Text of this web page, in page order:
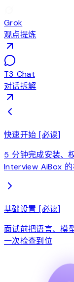
Grok
观点提炼
T3 Chat
对话拆解
快速开始 [必读]
5 分钟完成安装、
Interview AiBox 的
基础设置 [必读]
面试前把语言、模
一次检查到位